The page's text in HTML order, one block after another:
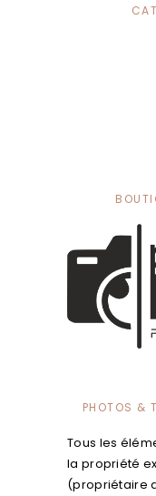
PHOTOS &
Tous les
la propriété
(propriétaire